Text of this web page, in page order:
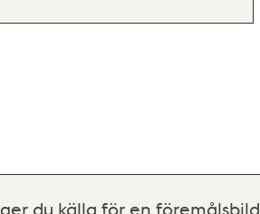
du källa för en föremålsbild